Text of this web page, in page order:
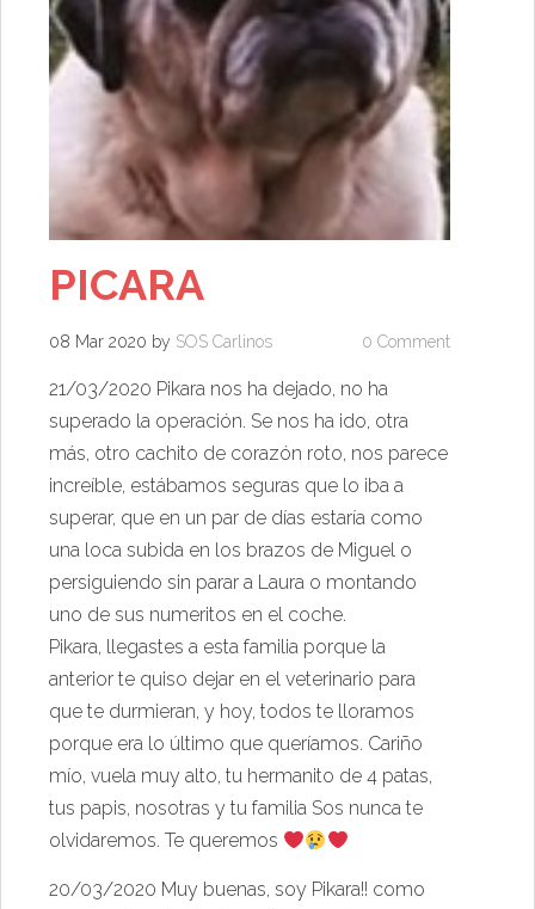
PICARA
08 Mar 2020 by SOS Carlinos 0 Comment
21/03/2020 Pikara nos ha dejado, no ha
superado la operación. Se nos ha ido, otra
más, otro cachito de corazón roto, nos parece
increíble, estábamos seguras que lo iba a
superar, que en un par de días estaría como
una loca subida en los brazos de Miguel o
persiguiendo sin parar a Laura o montando
uno de sus numeritos en el coche.
Pikara, llegastes a esta familia porque la
anterior te quiso dejar en el veterinario para
que te durmieran, y hoy, todos te lloramos
porque era lo último que queríamos. Cariño
mío, vuela muy alto, tu hermanito de 4 patas,
tus papis, nosotras y tu familia Sos nunca te
olvidaremos. Te queremos
20/03/2020 Muy buenas, soy Pikara!! como